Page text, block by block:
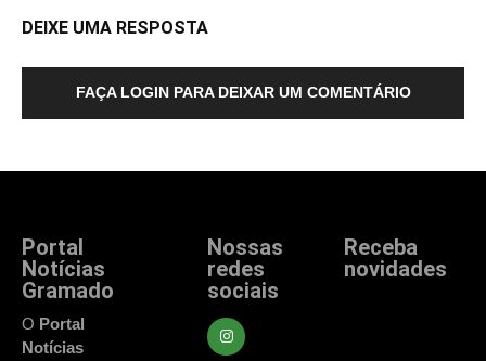
DEIXE UMA RESPOSTA
FAÇA LOGIN PARA DEIXAR UM COMENTÁRIO
Portal
Notícias
Gramado
O Portal
Notícias
Nossas
redes
sociais
Receba
novidades